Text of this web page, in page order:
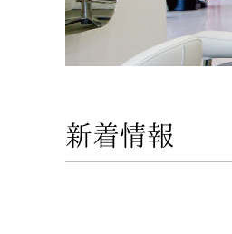
新着情報